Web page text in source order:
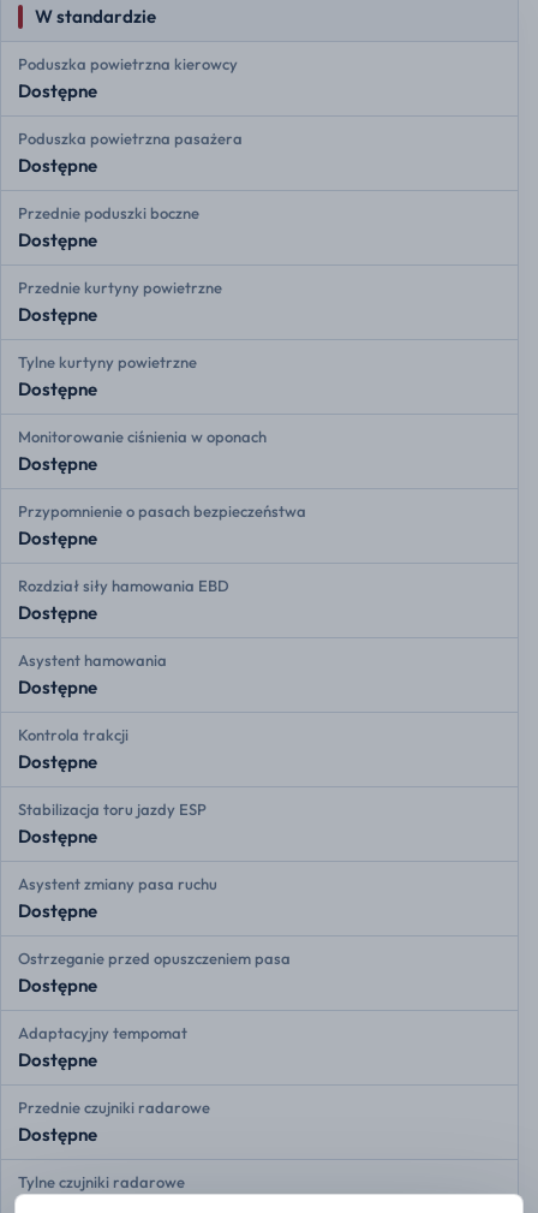
W standardzie
Poduszka powietrzna kierowcy
Dostępne
Poduszka powietrzna pasażera
Dostępne
Przednie poduszki boczne
Dostępne
Przednie kurtyny powietrzne
Dostępne
Tylne kurtyny powietrzne
Dostępne
Monitorowanie ciśnienia w oponach
Dostępne
Przypomnienie o pasach bezpieczeństwa
Dostępne
Rozdział siły hamowania EBD
Dostępne
Asystent hamowania
Dostępne
Kontrola trakcji
Dostępne
Stabilizacja toru jazdy ESP
Dostępne
Asystent zmiany pasa ruchu
Dostępne
Ostrzeganie przed opuszczeniem pasa
Dostępne
Adaptacyjny tempomat
Dostępne
Przednie czujniki radarowe
Dostępne
Tylne czujniki radarowe